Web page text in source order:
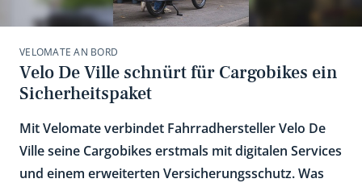
VELOMATE AN BORD
Velo De Ville schnürt für Cargobikes ein
Sicherheitspaket
Mit Velomate verbindet Fahrradhersteller Velo De
Ville seine Cargobikes erstmals mit digitalen Services
und einem erweiterten Versicherungsschutz. Was